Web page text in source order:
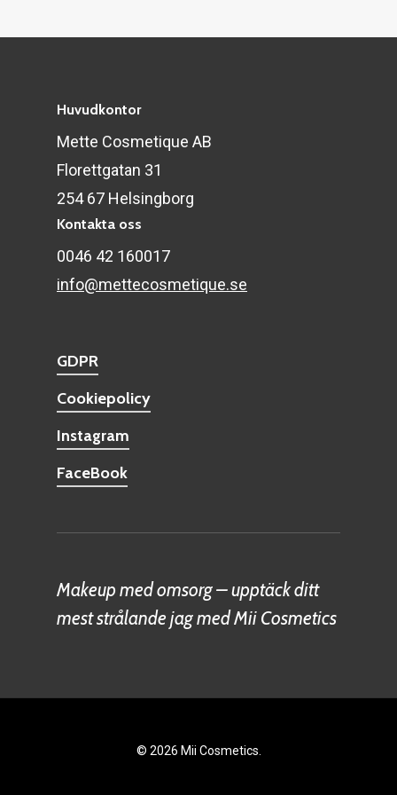
Huvudkontor
Mette Cosmetique AB
Florettgatan 31
254 67 Helsingborg
Kontakta oss
0046 42 160017
info@mettecosmetique.se
GDPR
Cookiepolicy
Instagram
FaceBook
Makeup med omsorg – upptäck ditt
mest strålande jag med Mii Cosmetics
© 2026 Mii Cosmetics.